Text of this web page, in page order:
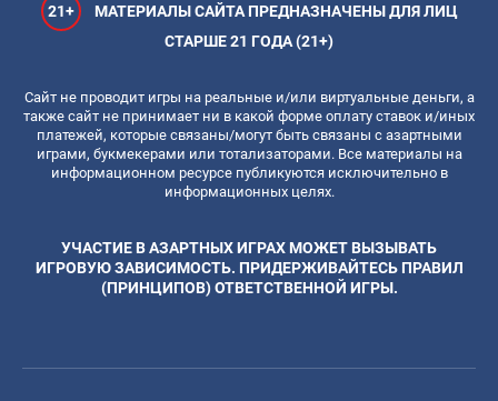
21+
МАТЕРИАЛЫ САЙТА ПРЕДНАЗНАЧЕНЫ ДЛЯ ЛИЦ
СТАРШЕ 21 ГОДА (21+)
Сайт не проводит игры на реальные и/или виртуальные деньги, а
также сайт не принимает ни в какой форме оплату ставок и/иных
платежей, которые связаны/могут быть связаны с азартными
играми, букмекерами или тотализаторами. Все материалы на
информационном ресурсе публикуются исключительно в
информационных целях.
УЧАСТИЕ В АЗАРТНЫХ ИГРАХ МОЖЕТ ВЫЗЫВАТЬ
ИГРОВУЮ ЗАВИСИМОСТЬ. ПРИДЕРЖИВАЙТЕСЬ ПРАВИЛ
(ПРИНЦИПОВ) ОТВЕТСТВЕННОЙ ИГРЫ.